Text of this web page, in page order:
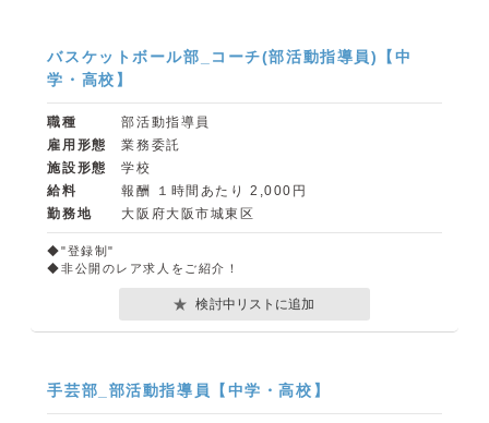
バスケットボール部_コーチ(部活動指導員)【中
学・高校】
職種
部活動指導員
雇用形態
業務委託
施設形態
学校
給料
報酬 １時間あたり 2,000円
勤務地
大阪府大阪市城東区
◆"登録制"
◆非公開のレア求人をご紹介！
検討中リストに追加
手芸部_部活動指導員【中学・高校】